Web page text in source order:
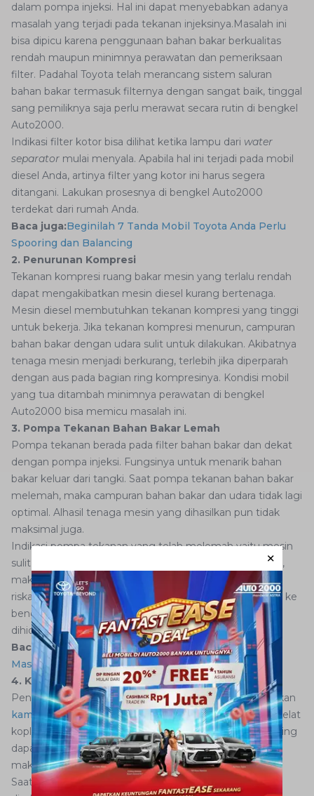
dalam pompa injeksi. Hal ini dapat menyebabkan adanya
masalah yang terjadi pada tekanan injeksinya.Masalah ini
bisa dipicu karena penggunaan bahan bakar berkualitas
rendah maupun minimnya perawatan dan pemeriksaan
filter. Padahal Toyota telah merancang sistem saluran
bahan bakar termasuk filternya dengan sangat baik, tinggal
sang pemiliknya saja perlu merawat secara rutin di bengkel
Auto2000.
Indikasi filter kotor bisa dilihat ketika lampu dari water
separator mulai menyala. Apabila hal ini terjadi pada mobil
diesel Anda, artinya filter yang kotor ini harus segera
ditangani. Lakukan prosesnya di bengkel Auto2000
terdekat dari rumah Anda.
Baca juga:Beginilah 7 Tanda Mobil Toyota Anda Perlu
Spooring dan Balancing
2. Penurunan Kompresi
Tekanan kompresi ruang bakar mesin yang terlalu rendah
dapat mengakibatkan mesin diesel kurang bertenaga.
Mesin diesel membutuhkan tekanan kompresi yang tinggi
untuk bekerja. Jika tekanan kompresi menurun, campuran
bahan bakar dengan udara sulit untuk dilakukan. Akibatnya
tenaga mesin menjadi berkurang, terlebih jika diperparah
dengan aus pada bagian ring kompresinya. Kondisi mobil
yang tua ditambah minimnya perawatan di bengkel
Auto2000 bisa memicu masalah ini.
3. Pompa Tekanan Bahan Bakar Lemah
Pompa tekanan berada pada filter bahan bakar dan dekat
dengan pompa injeksi. Fungsinya untuk menarik bahan
bakar keluar dari tangki. Saat pompa tekanan bahan bakar
melemah, maka campuran bahan bakar dan udara tidak lagi
optimal. Alhasil tenaga mesin yang dihasilkan pun tidak
maksimal juga.
Indikasi pompa tekanan yang telah melemah yaitu mesin
sulit dihidupkan di pagi hari. Supaya mesin bisa menyala,
maka Anda perlu memompanya. Namun, hal ini sangat
riskan dilakukan, jadi sebaiknya segera bawa mobil Anda ke
bengkel Auto2000 saat mengetahui mesin mobil sulit
dihidupkan.
Baca Juga:Mobil Tidak Bisa Masuk Gigi atau Sulit
Masukkan Perseneling, Ini Penyebabnya!
4. Kampas Kopling Aus
Penyebab lain mobil diesel kurang tenaga bisa disebabkan
kampas kopling yang aus dan habis . Gesekan antara pelat
kopling pada jenis koplingsingle plateyang bersifat kering
dapat menyebabkan kampas tidak tertekan dengan
maksimal dan menjadi aus.
Saat kampas kopling aus, maka tenaga mesin sulit